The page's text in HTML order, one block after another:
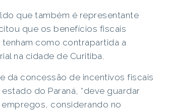
que também é representante
que os benefícios fiscais
como contrapartida a
na cidade de Curitiba.
da concessão de incentivos fiscais
do Paraná, “deve guardar
considerando no